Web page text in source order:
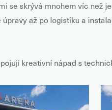
se skrývá mnohem víc než
až po logistiku a
kreativní nápad s